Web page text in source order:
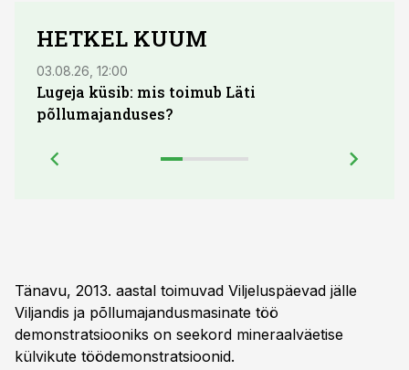
HETKEL KUUM
03.08.26, 12:00
Lugeja küsib: mis toimub Läti
põllumajanduses?
Tänavu, 2013. aastal toimuvad Viljeluspäevad jälle
Viljandis ja põllumajandusmasinate töö
demonstratsiooniks on seekord mineraalväetise
külvikute töödemonstratsioonid.